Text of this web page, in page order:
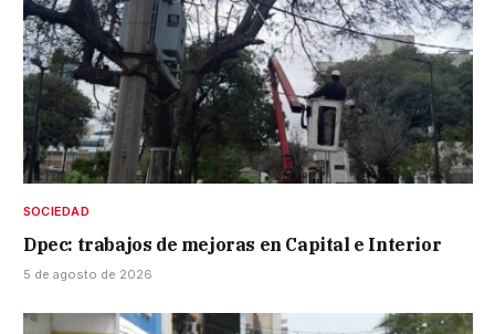
SOCIEDAD
Dpec: trabajos de mejoras en Capital e Interior
5 de agosto de 2026